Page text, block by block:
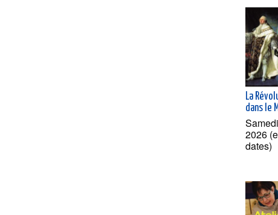
La
dans le
2026
dates)